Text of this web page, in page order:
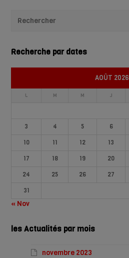
Recherche par dates
AOÛT 2026
L M M J
3
4 5 6
10
11 12 13
17
18 19 20
24
25 26 27
31
« Nov
les Actualités par mois
novembre 2023